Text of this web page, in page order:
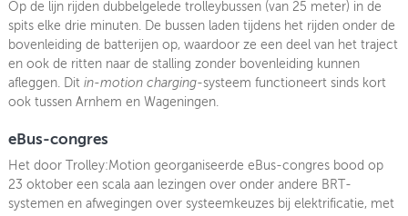
Op de lijn rijden dubbelgelede trolleybussen (van 25 meter) in de
spits elke drie minuten. De bussen laden tijdens het rijden onder de
bovenleiding de batterijen op, waardoor ze een deel van het traject
en ook de ritten naar de stalling zonder bovenleiding kunnen
afleggen. Dit in-motion charging-systeem functioneert sinds kort
ook tussen Arnhem en Wageningen.
eBus-congres
Het door Trolley:Motion georganiseerde eBus-congres bood op
23 oktober een scala aan lezingen over onder andere BRT-
systemen en afwegingen over systeemkeuzes bij elektrificatie, met